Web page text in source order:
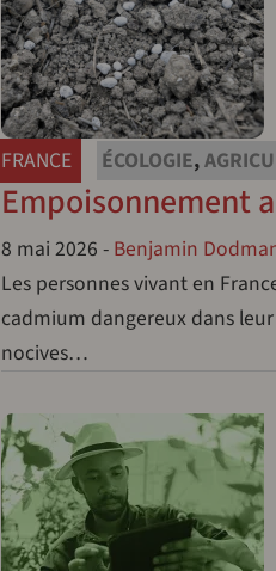
FRANCE ÉCOLOGIE,
Empoisonnement
8 mai 2026 - Benjamin
Les personnes vivant en
cadmium dangereux dans
nocives…